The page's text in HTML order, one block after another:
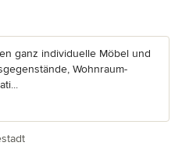
ganz individuelle Möbel und
Wohnraum-